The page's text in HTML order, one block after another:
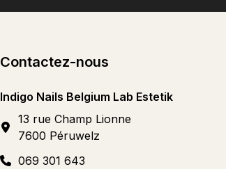
Contactez-nous
Indigo Nails Belgium Lab Estetik
13 rue Champ Lionne
7600 Péruwelz
069 301 643